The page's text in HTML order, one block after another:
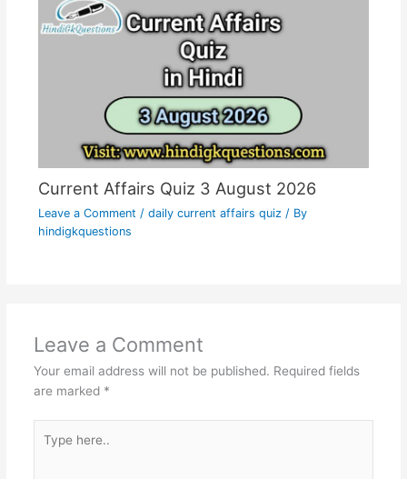
Current Affairs Quiz 3 August 2026
Leave a Comment / daily current affairs quiz/ By
hindigkquestions
Leave a Comment
Your email address will not be published. Required fields
are marked *
here..